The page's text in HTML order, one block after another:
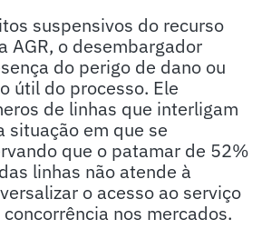
suspensivos do recurso
AGR, o desembargador
do perigo de dano ou
útil do processo. Ele
de linhas que interligam
situação em que se
que o patamar de 52%
linhas não atende à
o acesso ao serviço
nos mercados.